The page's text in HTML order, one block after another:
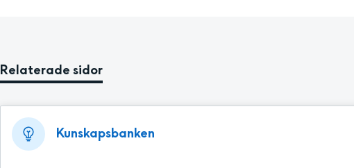
Relaterade sidor
Kunskapsbanken